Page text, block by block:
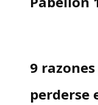
9
perderse